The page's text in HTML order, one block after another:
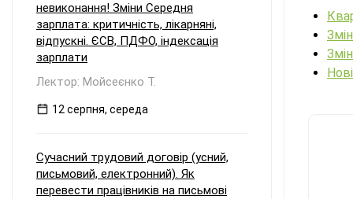
невиконання! Зміни Середня
зарплата: критичність, лікарняні,
відпускні. ЄСВ, ПДФО, індексація
зарплати
Лектор: Мойсеєнко Т.
12 серпня, середа
Сучасний трудовий договір (усний,
письмовий, електронний). Як
перевести працівників на письмові